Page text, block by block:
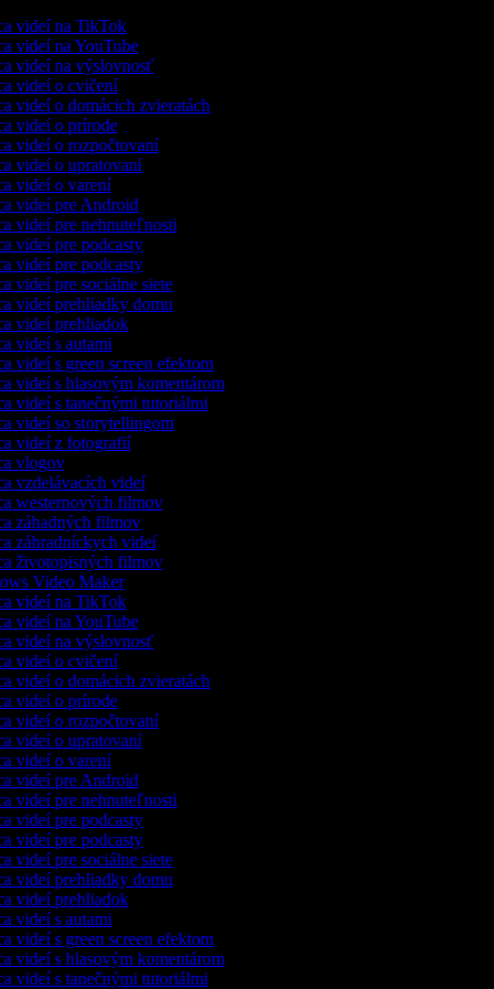
videí na TikTok
videí na YouTube
videí na výslovnosť
videí o cvičení
videí o domácich zvieratách
videí o prírode
videí o rozpočtovaní
videí o upratovaní
videí o varení
videí pre Android
videí pre nehnuteľnosti
videí pre podcasty
videí pre podcasty
videí pre sociálne siete
videí prehliadky domu
videí prehliadok
videí s autami
videí s green screen efektom
videí s hlasovým komentárom
videí s tanečnými tutoriálmi
videí so storytellingom
videí z fotografií
vlogov
vzdelávacích videí
westernových filmov
záhadných filmov
záhradníckych videí
životopisných filmov
Video Maker
videí na TikTok
videí na YouTube
videí na výslovnosť
videí o cvičení
videí o domácich zvieratách
videí o prírode
videí o rozpočtovaní
videí o upratovaní
videí o varení
videí pre Android
videí pre nehnuteľnosti
videí pre podcasty
videí pre podcasty
videí pre sociálne siete
videí prehliadky domu
videí prehliadok
videí s autami
videí s green screen efektom
videí s hlasovým komentárom
videí s tanečnými tutoriálmi